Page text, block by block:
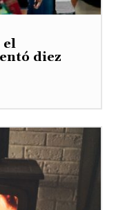
el
diez